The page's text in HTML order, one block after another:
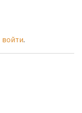
войти.